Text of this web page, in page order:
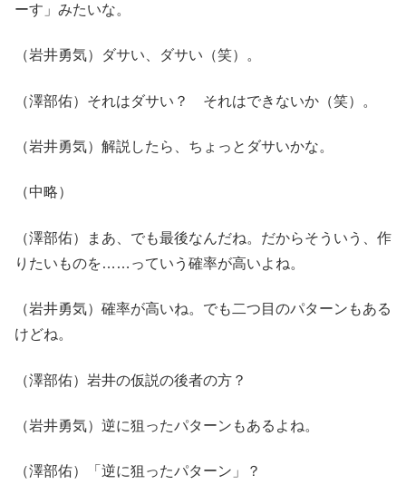
ーす」みたいな。
（岩井勇気）ダサい、ダサい（笑）。
（澤部佑）それはダサい？ それはできないか（笑）。
（岩井勇気）解説したら、ちょっとダサいかな。
（中略）
（澤部佑）まあ、でも最後なんだね。だからそういう、作
りたいものを……っていう確率が高いよね。
（岩井勇気）確率が高いね。でも二つ目のパターンもある
けどね。
（澤部佑）岩井の仮説の後者の方？
（岩井勇気）逆に狙ったパターンもあるよね。
（澤部佑）「逆に狙ったパターン」？